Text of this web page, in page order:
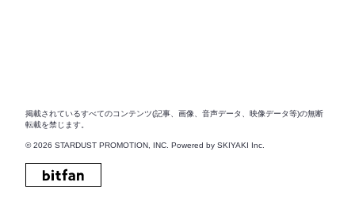
掲載されているすべてのコンテンツ(記事、画像、音声データ、映像データ等)の無断
転載を禁じます。
© 2026 STARDUST PROMOTION, INC. Powered by SKIYAKI Inc.